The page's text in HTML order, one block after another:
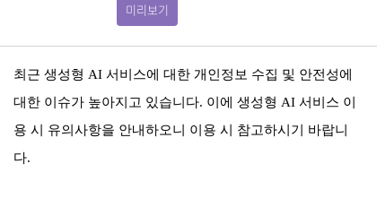
미리보기
최근 생성형 AI 서비스에 대한 개인정보 수집 및 안전성에
대한 이슈가 높아지고 있습니다. 이에 생성형 AI 서비스 이
용 시 유의사항을 안내하오니 이용 시 참고하시기 바랍니
다.